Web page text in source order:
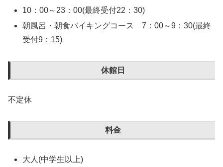
10：00～23：00(最終受付22：30)
朝風呂・朝食バイキングコース 7：00～9：30(最終
受付9：15)
休館日
不定休
料金
大人(中学生以上)